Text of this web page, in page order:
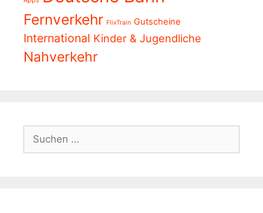
Fernverkehr FlixTrain Gutscheine
International Kinder & Jugendliche
Nahverkehr
Suchen
nach: